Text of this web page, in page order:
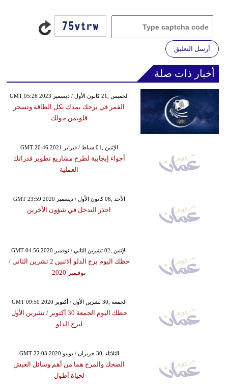
أرسل التعليق
أخبار ذات صلة
GMT 05:26 2023 الخميس ,21 كانون الأول / ديسمبر
القمر في برجك يمدك بكل الطاقة وتسحر
قلوبمن حولك
GMT 20:46 2021 الإثنين ,01 شباط / فبراير
أجواء إيجابية لطرح مشاريع تطوير قدراتك
العملية
GMT 23:59 2020 الأحد ,06 كانون الأول / ديسمبر
احذر التدخل في شؤون الآخرين
GMT 04:56 2020 الإثنين ,02 تشرين الثاني / نوفمبر
حظك اليوم برج الدلو الاثنين 2 تشرين الثاني /
نوفمبر 2020
GMT 09:50 2020 الجمعة ,30 تشرين الأول / أكتوبر
حظك اليوم الجمعة 30 أكتوبر / تشرين الأول
لبرج الدلو
GMT 22:03 2020 الثلاثاء ,30 حزيران / يونيو
الضحك والمرح هما من أهم وسائل العيش
لحياة أطول